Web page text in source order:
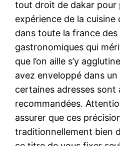
tout droit de dakar pour
expérience de la
dans toute la france
gastronomiques qui
que l’on aille s’y
avez enveloppé dans
certaines adresses sont
recommandées.
assurer que ces
traditionnellement bien